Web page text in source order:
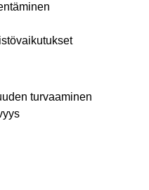
turvaaminen